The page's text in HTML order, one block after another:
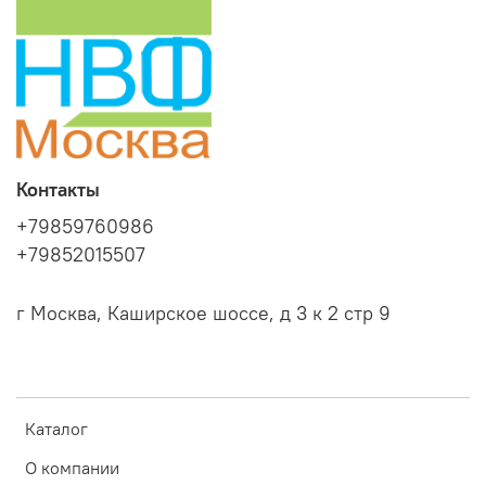
Каталог
О компании
Контакты
+79859760986
+79852015507
г Москва, Каширское шоссе, д 3 к 2 стр 9